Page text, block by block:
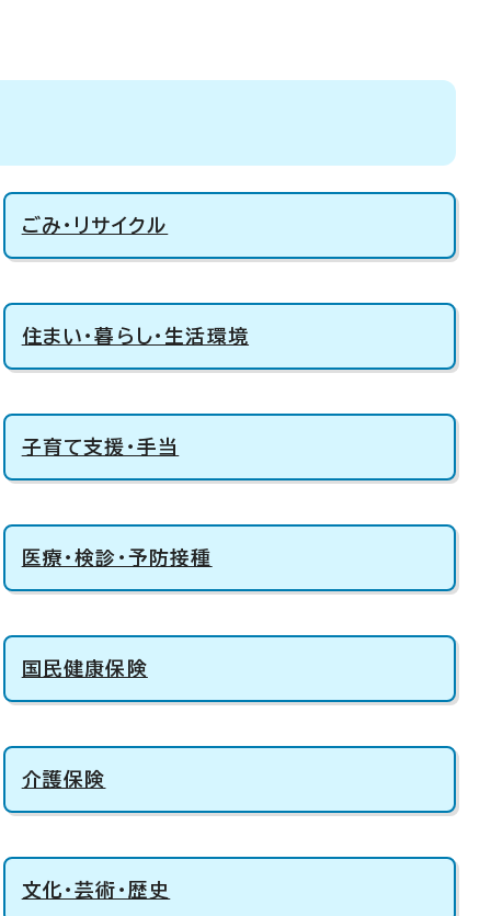
ごみ・リサイクル
住まい・暮らし・生活環境
子育て支援・手当
医療・検診・予防接種
国民健康保険
介護保険
文化・芸術・歴史